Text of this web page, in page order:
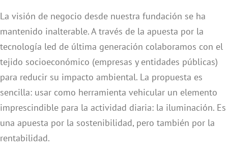
La visión de negocio desde nuestra fundación se ha
mantenido inalterable. A través de la apuesta por la
tecnología led de última generación colaboramos con el
tejido socioeconómico (empresas y entidades públicas)
para reducir su impacto ambiental. La propuesta es
sencilla: usar como herramienta vehicular un elemento
imprescindible para la actividad diaria: la iluminación. Es
una apuesta por la sostenibilidad, pero también por la
rentabilidad.